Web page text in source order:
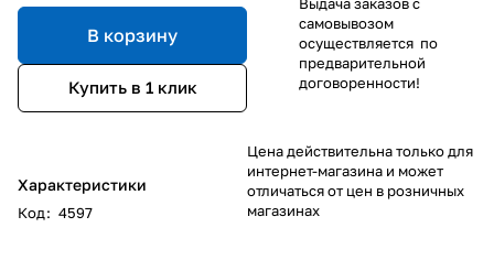
В корзину
Купить в 1 клик
Характеристики
Код: 4597
самовывозом
осуществляется по
предварительной
договоренности!
Цена действительна только для
интернет-магазина и может
отличаться от цен в розничных
магазинах